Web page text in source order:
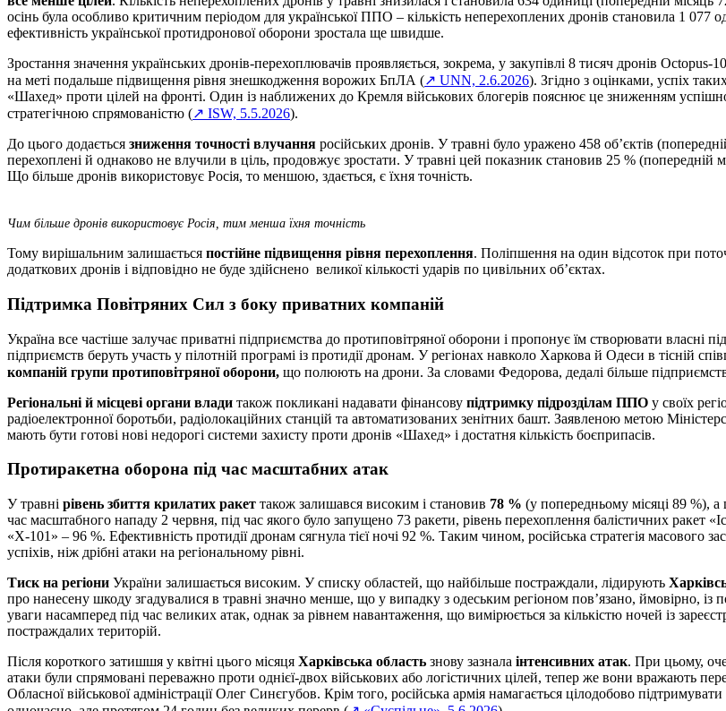
осінь була особливо критичним періодом для української ППО – кількість неперехоплених дронів становила 1
ефективність української протидронової оборони зростала ще швидше.
Зростання значення українських дронів-перехоплювачів проявляється, зокрема, у закупівлі 8 тисяч дронів
на меті подальше підвищення рівня знешкодження ворожих БпЛА (↗ UNN, 2.6.2026). Згідно з оцінками, успіх
«Шахед» проти цілей на фронті. Один із наближених до Кремля військових блогерів пояснює це зниженням
стратегічною спрямованістю (↗ ISW, 5.5.2026).
До цього додається зниження точності влучання російських дронів. У травні було уражено 458 об’єктів
перехоплені й однаково не влучили в ціль, продовжує зростати. У травні цей показник становив 25 %
Що більше дронів використовує Росія, то меншою, здається, є їхня точність.
Чим більше дронів використовує Росія, тим менша їхня точність
Тому вирішальним залишається постійне підвищення рівня перехоплення. Поліпшення на один відсоток при
додаткових дронів і відповідно не буде здійснено великої кількості ударів по цивільних об’єктах.
Підтримка Повітряних Сил з боку приватних компаній
Україна все частіше залучає приватні підприємства до протиповітряної оборони і пропонує їм створювати
підприємств беруть участь у пілотній програмі із протидії дронам. У регіонах навколо Харкова й Одеси в тісній
компаній групи протиповітряної оборони, що полюють на дрони. За словами Федорова, дедалі більше
Регіональні й місцеві органи влади також покликані надавати фінансову підтримку підрозділам ППО у своїх
радіоелектронної боротьби, радіолокаційних станцій та автоматизованих зенітних башт. Заявленою метою
мають бути готові нові недорогі системи захисту проти дронів «Шахед» і достатня кількість боєприпасів.
Протиракетна оборона під час масштабних атак
У травні рівень збиття крилатих ракет також залишався високим і становив 78 % (у попередньому місяці 89 %),
час масштабного нападу 2 червня, під час якого було запущено 73 ракети, рівень перехоплення балістичних
«Х-101» – 96 %. Ефективність протидії дронам сягнула тієї ночі 92 %. Таким чином, російська стратегія масового
успіхів, ніж дрібні атаки на регіональному рівні.
Тиск на регіони України залишається високим. У списку областей, що найбільше постраждали, лідирують
про нанесену шкоду згадувалися в травні значно менше, що у випадку з одеським регіоном пов’язано, ймовірно, із
уваги насамперед під час великих атак, однак за рівнем навантаження, що вимірюється за кількістю ночей із
постраждалих територій.
Після короткого затишшя у квітні цього місяця Харківська область знову зазнала інтенсивних атак. При цьому,
атаки були спрямовані переважно проти однієї-двох військових або логістичних цілей, тепер же вони вражають
Обласної військової адміністрації Олег Синєгубов. Крім того, російська армія намагається цілодобово